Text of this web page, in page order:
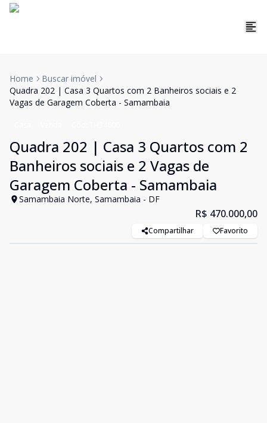
Home
Buscar imóvel
Quadra 202 | Casa 3 Quartos com 2 Banheiros sociais e 2
Vagas de Garagem Coberta - Samambaia
Quadra 202 | Casa 3 Quartos com 2
Banheiros sociais e 2 Vagas de
Garagem Coberta - Samambaia
Samambaia Norte, Samambaia - DF
R$ 470.000,00
Compartilhar Favorito